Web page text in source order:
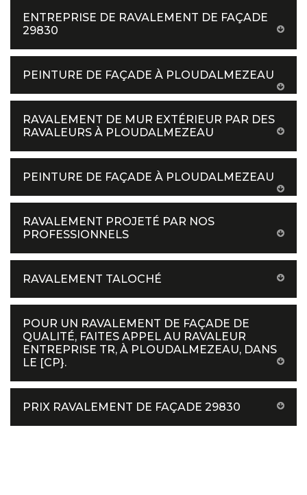
ENTREPRISE DE RAVALEMENT DE FAÇADE
29830
PEINTURE DE FAÇADE À PLOUDALMEZEAU
RAVALEMENT DE MUR EXTÉRIEUR PAR DES
RAVALEURS À PLOUDALMEZEAU
PEINTURE DE FAÇADE À PLOUDALMEZEAU
RAVALEMENT PROJETÉ PAR NOS
PROFESSIONNELS
RAVALEMENT TALOCHÉ
POUR UN RAVALEMENT DE FAÇADE DE
QUALITÉ, FAITES APPEL AU RAVALEUR
ENTREPRISE TR, À PLOUDALMEZEAU, DANS
LE [CP}.
PRIX RAVALEMENT DE FAÇADE 29830